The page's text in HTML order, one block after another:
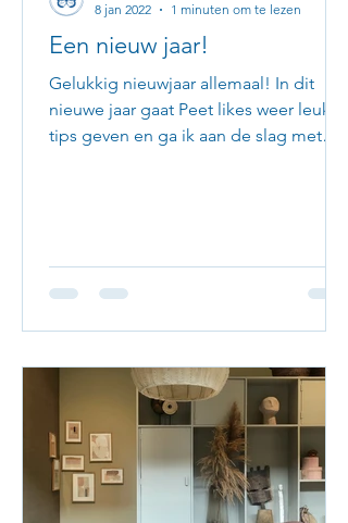
Een nieuw jaar!
Gelukkig nieuwjaar allemaal! In dit
nieuwe jaar gaat Peet likes weer leuke
tips geven en ga ik aan de slag met
8 jan 2022
1 minuten om te lezen